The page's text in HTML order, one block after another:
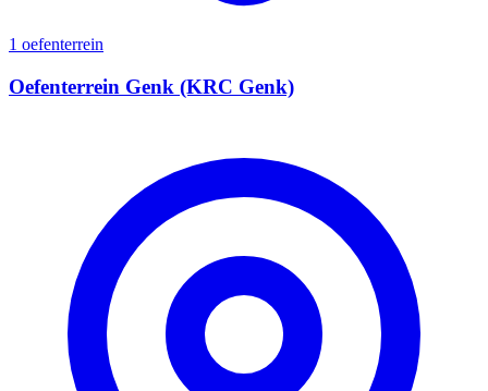
1 oefenterrein
Oefenterrein Genk (KRC Genk)